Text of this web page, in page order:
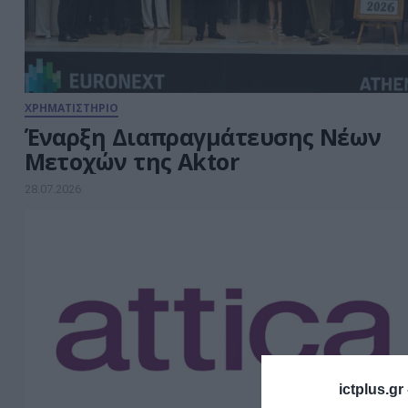
ictplus.gr
ΧΡΗΜΑΤΙΣΤΗΡΙΟ
Έναρξη Διαπραγμάτευσης Νέων
Μετοχών της Aktor
28.07.2026